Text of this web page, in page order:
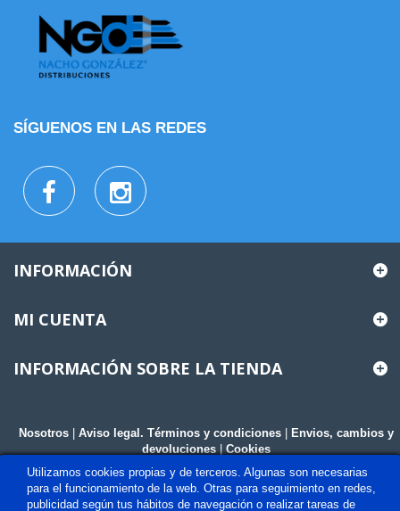
Utilizamos cookies propias y de terceros. Algunas son necesarias
para el funcionamiento de la web. Otras para seguimiento en redes,
publicidad según tus hábitos de navegación o realizar tareas de
SÍGUENOS EN LAS REDES
INFORMACIÓN
MI CUENTA
INFORMACIÓN SOBRE LA TIENDA
Nosotros Aviso legal. Términos y condiciones
Envios, cambios y
devoluciones |Cookies